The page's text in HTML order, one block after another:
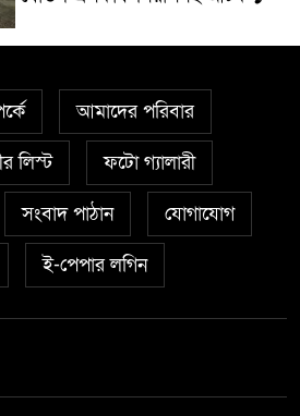
কলেজে পরিচ্ছন্নতা অভিযান
শিবগঞ্জ সীমান্তে ৫৯ বিজিবি’র
অভিযানে মাদকদ্রব্য জব্দ
আত্রাইয়ে সিংসাড়া-ইব্রাহিম নগর
দাড়ির ওপর সরু ব্রিজের স্থলে প্রশস্ত
ব্রিজ নির্মাণের দাবি এলাকাবাসীর
মাদক কারবারি আটক
আমাদের পরিবার
লিস্ট ফটো গ্যালারী
সংবাদ পাঠান যোগাযোগ
ই-পেপার লগিন